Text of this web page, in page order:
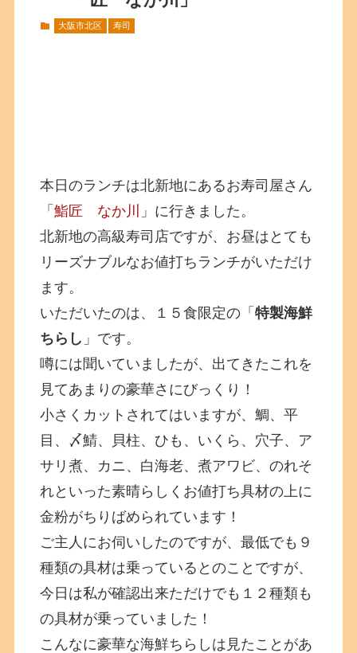
大阪市北区 寿司
本日のランチは北新地にあるお寿司屋さん
「鮨匠 なか川
」に行きました。
北新地の高級寿司店ですが、お昼はとても
リーズナブルなお値打ちランチがいただけ
ます。
いただいたのは、１５食限定の「特製海鮮
ちらし 」です。
噂には聞いていましたが、出てきたこれを
見てあまりの豪華さにびっくり！
小さくカットされてはいますが、鯛、平
目、〆鯖、貝柱、ひも、いくら、穴子、ア
サリ煮、カニ、白海老、煮アワビ、のれそ
れといった素晴らしくお値打ち具材の上に
金粉がちりばめられています！
ご主人にお伺いしたのですが、最低でも９
種類の具材は乗っているとのことですが、
今日は私が確認出来ただけでも１２種類も
の具材が乗っていました！
こんなに豪華な海鮮ちらしは見たことがあ